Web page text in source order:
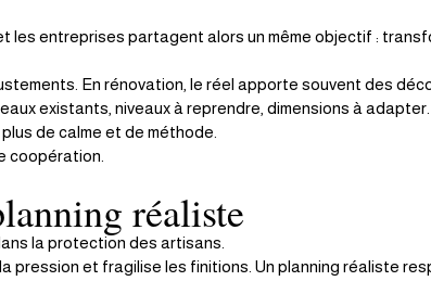
les entreprises partagent alors un même objectif :
En rénovation, le réel apporte souvent des
existants, niveaux à reprendre, dimensions à
de calme et de méthode.
coopération.
réaliste
la protection des artisans.
pression et fragilise les finitions. Un planning réaliste